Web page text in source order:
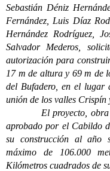
Sebastián Déniz
Fernández, Luis Díaz
Hernández Rodríguez,
Salvador Mederos,
autorización para
17 m de altura y 69 m de
del Bufadero, en el lugar
unión de los valles Crispín
El proyecto, obra
aprobado por el Cabildo
su construcción al año
máximo de 106.000
Kilómetros cuadrados de